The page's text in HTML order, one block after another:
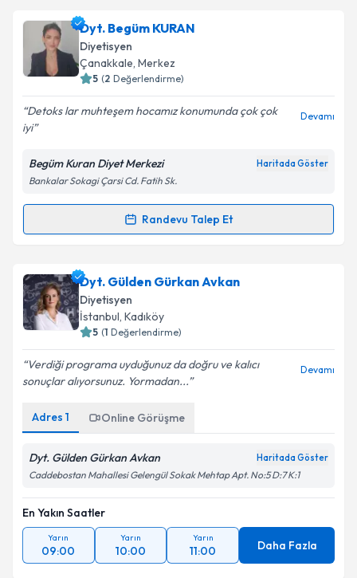
Dyt. Begüm KURAN
Diyetisyen
Çanakkale, Merkez
5 (2 Değerlendirme)
Detoks lar muhteşem hocamız konumunda çok çok
iyi
Devamı
Begüm Kuran Diyet Merkezi Haritada Göster
Bankalar Sokagi Çarsi Cd. Fatih Sk.
Randevu Talep Et
Randevu Takvimi Talebi
Dyt. Begüm KURANiçin randevu takvimi talebi
oluşturun. Size bu uzmandan randevu almanız için bir
takvim hazırlandığında e-posta ile bilgilendireceğiz.
Kişisel verilerimin işlenmesine ilişkin
Metni'ni okudum ve kişisel verilerimin belirtilen
kapsamda işlenmesini kabul ediyorum.
Dyt. Gülden Gürkan Avkan
Diyetisyen
İstanbul, Kadıköy
5 (1 Değerlendirme)
Verdiği programa uyduğunuz da doğru ve kalıcı
sonuçlar alıyorsunuz. Yormadan...
Devamı
Adres 1 Online Görüşme
Dyt. Gülden Gürkan Avkan Haritada Göster
Caddebostan Mahallesi Gelengül Sokak Mehtap Apt. No:5 D:7 K:1
En Yakın Saatler
Yarın
09:00
Yarın
10:00
Yarın
11:00 Daha Fazla